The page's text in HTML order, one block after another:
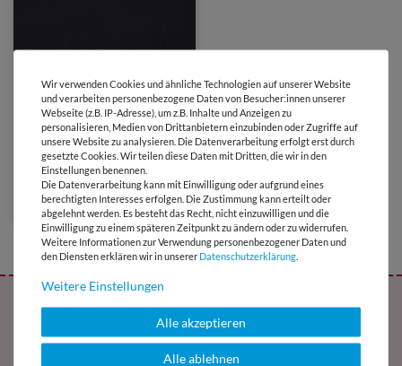
7,70 €
0,5 Meter | 15,40 € / Meter
Musselin - Vorhangstoff Uni
Schwarz 280cm
Melde Dich jetzt für den Snaply-Newsletter
an und erhalte ein exklusives Freebie !
Wir verwenden Cookies und ähnliche Technologien auf unserer Website
und verarbeiten personenbezogene Daten von Besucher:innen unserer
Webseite (z.B. IP-Adresse), um z.B. Inhalte und Anzeigen zu
personalisieren, Medien von Drittanbietern einzubinden oder Zugriffe auf
unsere Website zu analysieren. Die Datenverarbeitung erfolgt erst durch
gesetzte Cookies. Wir teilen diese Daten mit Dritten, die wir in den
Einstellungen benennen.
Die Datenverarbeitung kann mit Einwilligung oder aufgrund eines
berechtigten Interesses erfolgen. Die Zustimmung kann erteilt oder
abgelehnt werden. Es besteht das Recht, nicht einzuwilligen und die
Einwilligung zu einem späteren Zeitpunkt zu ändern oder zu widerrufen.
Weitere Informationen zur Verwendung personenbezogener Daten und
den Diensten erklären wir in unserer Daten­schutz­erklärung
Weitere Einstellungen
Alle akzeptieren
Alle ablehnen